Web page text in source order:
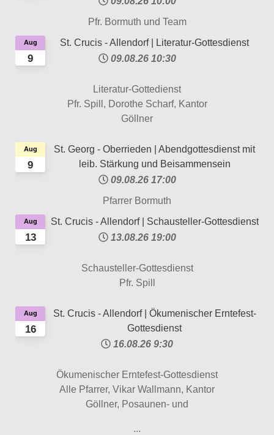
Pfr. Bormuth und Team
9
Aug
St. Crucis - Allendorf | Literatur-Gottesdienst
09.08.26 10:30
Literatur-Gottedienst
Pfr. Spill, Dorothe Scharf, Kantor
Göllner
9
Aug
St. Georg - Oberrieden | Abendgottesdienst mit
leib. Stärkung und Beisammensein
09.08.26 17:00
Pfarrer Bormuth
13
Aug
St. Crucis - Allendorf | Schausteller-Gottesdienst
13.08.26 19:00
Schausteller-Gottesdienst
Pfr. Spill
16
Aug
St. Crucis - Allendorf | Ökumenischer Erntefest-
Gottesdienst
16.08.26 9:30
Ökumenischer Erntefest-Gottesdienst
Alle Pfarrer, Vikar Wallmann, Kantor
Göllner, Posaunen- und
...